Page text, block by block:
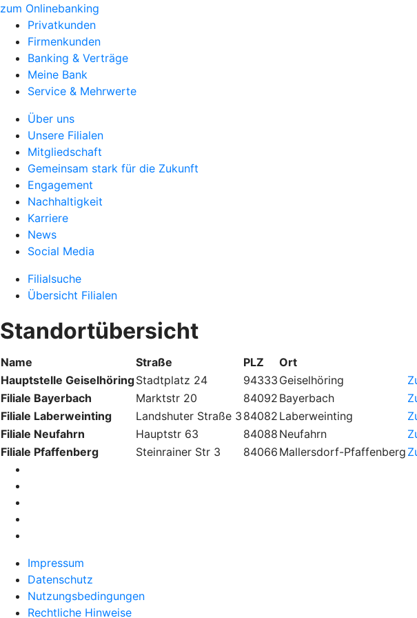
zum Onlinebanking
Privatkunden
Firmenkunden
Banking & Verträge
Meine Bank
Service & Mehrwerte
Über uns
Unsere Filialen
Mitgliedschaft
Gemeinsam stark für die Zukunft
Engagement
Nachhaltigkeit
Karriere
News
Social Media
Filialsuche
Übersicht Filialen
Standortübersicht
Name Straße PLZ
Ort
Hauptstelle GeiselhöringStadtplatz 24 94333 Geiselhöring
Filiale Bayerbach
Marktstr 20 84092 Bayerbach
Filiale Laberweinting
Landshuter Straße 3 84082 Laberweinting
Filiale Neufahrn
Hauptstr 63 84088 Neufahrn
Filiale Pfaffenberg
Steinrainer Str 3 84066 Mallersdorf-Pfaffenberg
Impressum
Datenschutz
Nutzungsbedingungen
Rechtliche Hinweise